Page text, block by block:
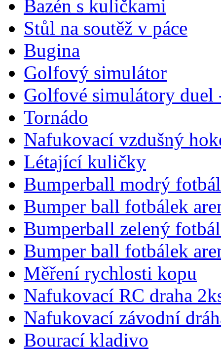
Bazén s kuličkami
Stůl na soutěž v páce
Bugina
Golfový simulátor
Golfové simulátory duel
Tornádo
Nafukovací vzdušný
Létající kuličky
Bumperball modrý
Bumper ball fotbálek
Bumperball zelený
Bumper ball fotbálek
Měření rychlosti kopu
Nafukovací RC draha
Nafukovací závodní
Bourací kladivo